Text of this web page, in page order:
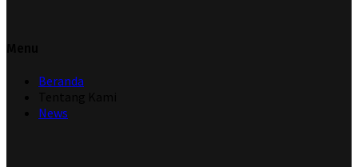
Beranda
News